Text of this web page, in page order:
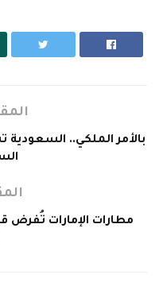
بالأمر الملكي..
مطارات الإمارات تُفرض